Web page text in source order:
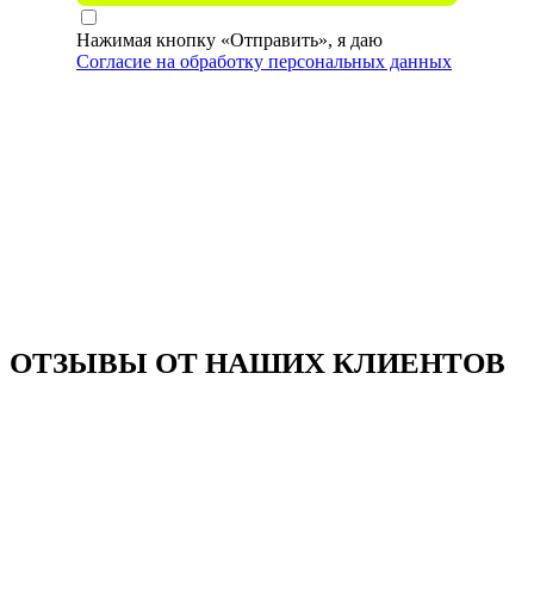
Нажимая кнопку «Отправить», я даю
Согласие на обработку персональных данных
ОТЗЫВЫ ОТ НАШИХ КЛИЕНТОВ